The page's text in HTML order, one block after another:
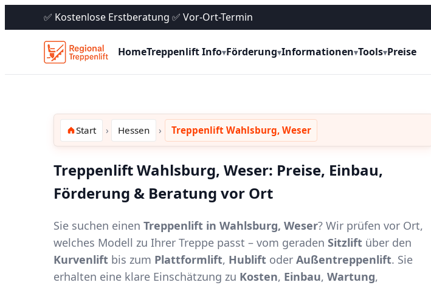
✅ Kostenlose Erstberatung ✅ Vor-Ort-Termin
HomeTreppenlift Info▾Förderung▾Informationen▾Tools▾Preise
Start Hessen Treppenlift Wahlsburg, Weser
Treppenlift Wahlsburg, Weser: Preise, Einbau,
Förderung & Beratung vor Ort
Sie suchen einen Treppenlift in Wahlsburg, Weser? Wir prüfen vor Ort,
welches Modell zu Ihrer Treppe passt – vom geraden Sitzlift über den
Kurvenlift bis zum Plattformlift, Hublift oder Außentreppenlift. Sie
erhalten eine klare Einschätzung zu Kosten, Einbau, Wartung,